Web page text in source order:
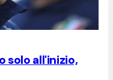
solo all'inizio,